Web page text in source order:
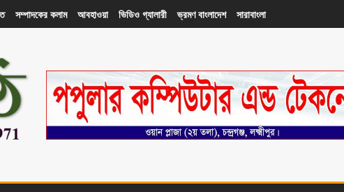
সম্পাদকের কলাম আবহাওয়া ভিডিও গ্যালারী ভ্রমণ বাংলাদেশ সারাবাংলা